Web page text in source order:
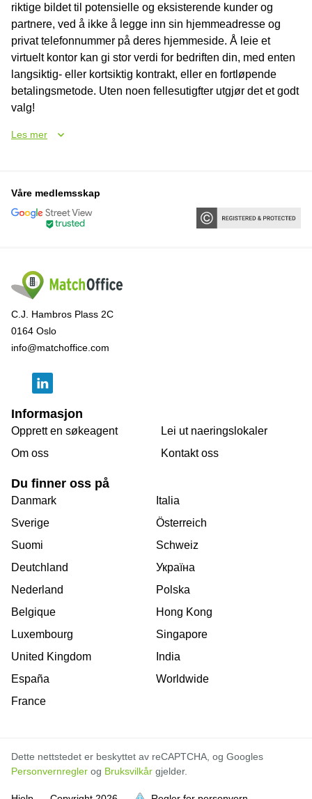
riktige bildet til potensielle og eksisterende kunder og
partnere, ved å ikke å legge inn sin hjemmeadresse og
privat telefonnummer på deres hjemmeside. Å leie et
virtuelt kontor kan gi stor verdi for bedriften din, med enten
langsiktig- eller kortsiktig kontrakt, eller en fortløpende
betalingsmetode. Uten noen fellesutigfter utgjør det et godt
valg!
Les mer
Våre medlemsskap
C.J. Hambros Plass 2C
0164 Oslo
info@matchoffice.com
Informasjon
Opprett en søkeagent
Om oss
Lei ut naeringslokaler
Kontakt oss
Du finner oss på
Danmark
Sverige
Suomi
Deutchland
Nederland
Belgique
Luxembourg
United Kingdom
España
France
Italia
Österreich
Schweiz
Україна
Polska
Hong Kong
Singapore
India
Worldwide
Dette nettstedet er beskyttet av reCAPTCHA, og Googles
Personvernregler og Bruksvilkår gjelder.